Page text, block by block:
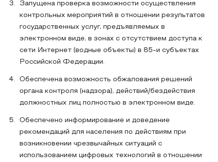
Запущена проверка возможности осуществления
контрольных мероприятий в отношении результатов
государственных услуг, предъявляемых в
электронном виде, в зонах с отсутствием доступа к
сети Интернет (водные объекты) в 85-и субъектах
Российской Федерации.
Обеспечена возможность обжалования решений
органа контроля (надзора), действий/бездействия
должностных лиц полностью в электронном виде.
Обеспечено информирование и доведение
рекомендаций для населения по действиям при
возникновении чрезвычайных ситуаций с
использованием цифровых технологий в отношении